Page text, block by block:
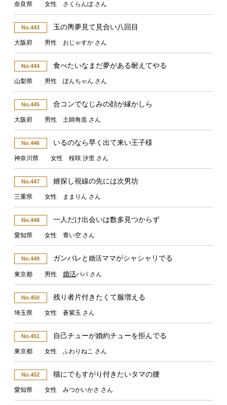
奈良県 女性 さくらんぼ さん
No.443 玉の輿夢見て見合い八回目
大阪府 男性 おじゃすか さん
No.444 食べたいなまだ夢がある耐えてやる
山梨県 男性 ぽんちゃん さん
No.445 合コンでなじみの顔が縁かしら
大阪府 男性 土師角造 さん
No.446 いるのなら早く出て来い王子様
神奈川県 女性 桜咲 汐里 さん
No.447 婿探し視線の先には次男坊
三重県 女性 ままりん さん
No.448 一人だけ出会いは数多見つからず
愛知県 女性 青い空 さん
No.449 ガンバレと 婚活ママがシャシャリでる
東京都 男性 婚活パパ さん
No.450 残り者片付きたくて服増える
埼玉県 女性 蒼紫玉 さん
No.451 自己チューが婚約チューを拒んでる
東京都 女性 ふわりねこ さん
No.452 猫にでもすがり付きたいタマの腰
愛知県 女性 みつかいかさ さん